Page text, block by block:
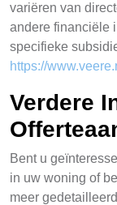
variëren van
andere financiële
specifieke
https://
Verdere
Bent u
in uw woning of
meer